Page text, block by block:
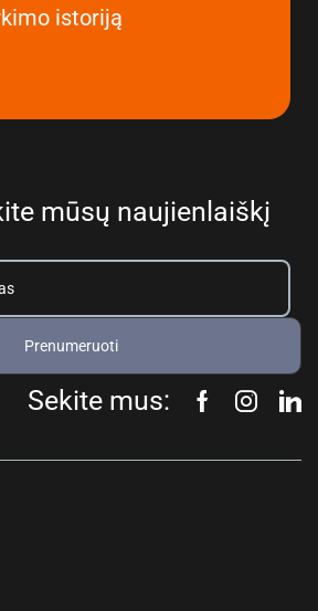
istoriją
mūsų naujienlaiškį
Prenumeruoti
Sekite mus: